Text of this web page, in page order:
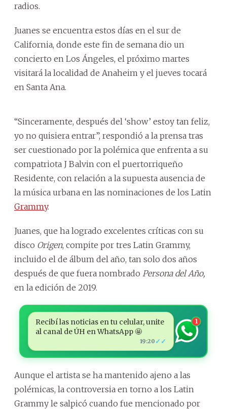
radios.
Juanes se encuentra estos días en el sur de
California, donde este fin de semana dio un
concierto en Los Ángeles, el próximo martes
visitará la localidad de Anaheim y el jueves tocará
en Santa Ana.
“Sinceramente, después del ‘show’ estoy tan feliz,
yo no quisiera entrar”, respondió a la prensa tras
ser cuestionado por la polémica que enfrenta a su
compatriota J Balvin con el puertorriqueño
Residente, con relación a la supuesta ausencia de
la música urbana en las nominaciones de los Latin
Grammy.
Juanes, que ha logrado excelentes críticas con su
disco Origen, compite por tres Latin Grammy,
incluido el de álbum del año, tan solo dos años
después de que fuera nombrado Persona del Año,
en la edición de 2019.
Recibí las noticias en tu celular, unite
al canal de ÚH en WhatsApp 🤩
19:20 ✓✓
1
Aunque el artista se ha mantenido ajeno a las
polémicas, la controversia en torno a los Latin
Grammy le salpicó cuando fue mencionado por